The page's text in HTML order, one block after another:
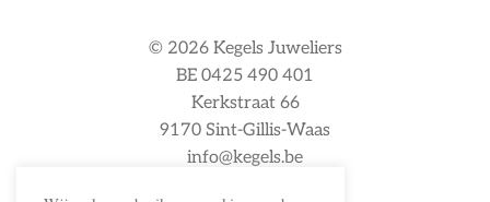
© 2026 Kegels Juweliers
BE 0425 490 401
Kerkstraat 66
9170 Sint-Gillis-Waas
info@kegels.be